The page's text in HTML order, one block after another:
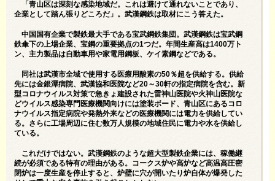
「青山区は深刻な感染地域だ。これは避けて通れないことであり、
企業として踏ん張りどころだ」。武漢鋼鉄は取材にこう答えた。
中国国有企業で製鉄最大手である宝武鋼鉄集団。武漢鋼鉄は宝武鋼
鉄傘下の上場企業、宝鋼の重要拠点の1つだ。年間生産高は1400万ト
ン、主力製品は自動車用や家電用鋼板、ケイ素鋼などである。
同社は武漢市全域で使用する医療用酸素の50％超を供給する。供給
先には金銀潭病院、武漢協和医院など20～30軒の指定病院を含む。新
型コロナウイルス対策で急きょ建設された雷神山医院や火神山医院な
どウイルス感染専門医療機関向けには塗装ボード、青山区にあるコロ
ナウイルス指定病院や発熱外来などの医療機関には電力を供給してい
る。さらに工場周辺に住む数万人規模の地域住民に電力や水を供給し
ている。
これだけではない。武漢鋼鉄のような超大型製鉄企業には、稼働継
続が必須である特有の理由がある。コークス炉や高炉など高温高圧密
閉炉は一度生産を停止すると、炉壁に穴が開いたり炉自体が爆発した